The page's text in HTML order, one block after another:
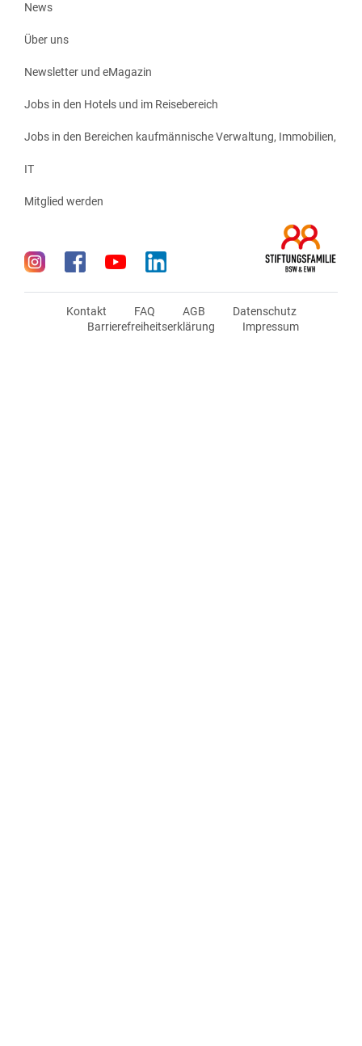
News
Über uns
Newsletter und eMagazin
Jobs in den Hotels und im Reisebereich
Jobs in den Bereichen kaufmännische Verwaltung, Immobilien,
IT
Mitglied werden
Kontakt FAQ AGB
Datenschutz
Barrierefreiheitserklärung
Impressum